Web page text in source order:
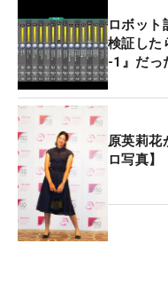
ロボット
検証した
-1』だっ
原英莉花
ロ写真】